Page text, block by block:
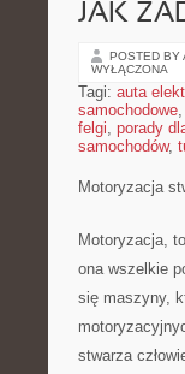
JAK
POSTED BY
WYŁĄCZONA
Tagi: auta
samochodowe,
felgi, porady
samochodów,
Motoryzacja
Motoryzacja,
ona wszelkie
się maszyny,
stwarza